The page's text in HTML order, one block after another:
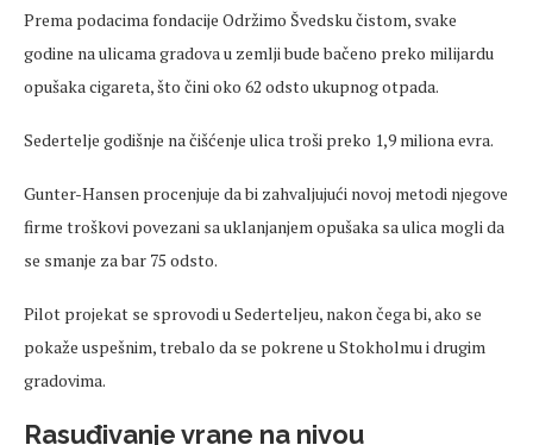
Prema podacima fondacije Održimo Švedsku čistom, svake
godine na ulicama gradova u zemlji bude bačeno preko milijardu
opušaka cigareta, što čini oko 62 odsto ukupnog otpada.
Sedertelje godišnje na čišćenje ulica troši preko 1,9 miliona evra.
Gunter-Hansen procenjuje da bi zahvaljujući novoj metodi njegove
firme troškovi povezani sa uklanjanjem opušaka sa ulica mogli da
se smanje za bar 75 odsto.
Pilot projekat se sprovodi u Sederteljeu, nakon čega bi, ako se
pokaže uspešnim, trebalo da se pokrene u Stokholmu i drugim
gradovima.
Rasuđivanje vrane na nivou